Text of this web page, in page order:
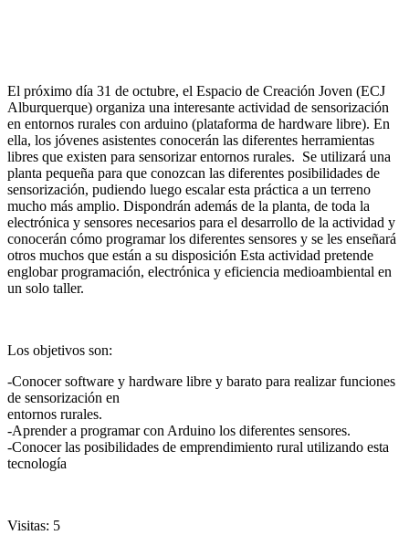
El próximo día 31 de octubre, el Espacio de Creación Joven (ECJ
Alburquerque) organiza una interesante actividad de sensorización
en entornos rurales con arduino (plataforma de hardware libre). En
ella, los jóvenes asistentes conocerán las diferentes herramientas
libres que existen para sensorizar entornos rurales. Se utilizará una
planta pequeña para que conozcan las diferentes posibilidades de
sensorización, pudiendo luego escalar esta práctica a un terreno
mucho más amplio. Dispondrán además de la planta, de toda la
electrónica y sensores necesarios para el desarrollo de la actividad y
conocerán cómo programar los diferentes sensores y se les enseñará
otros muchos que están a su disposición Esta actividad pretende
englobar programación, electrónica y eficiencia medioambiental en
un solo taller.
Los objetivos son:
-Conocer software y hardware libre y barato para realizar funciones
de sensorización en
entornos rurales.
-Aprender a programar con Arduino los diferentes sensores.
-Conocer las posibilidades de emprendimiento rural utilizando esta
tecnología
Visitas: 5